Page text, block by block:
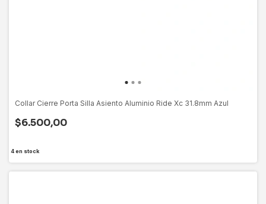
Collar Cierre Porta Silla Asiento Aluminio Ride Xc 31.8mm Azul
$6.500,00
4en stock